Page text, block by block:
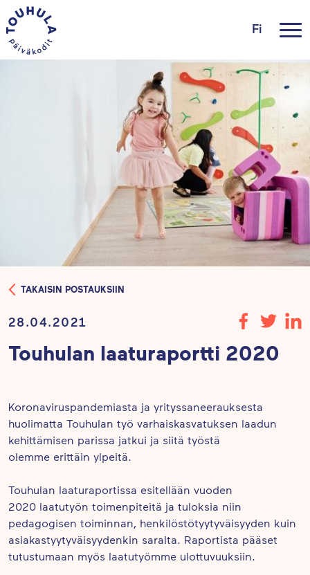
Fi
TAKAISIN POSTAUKSIIN
28.04.2021
Touhulan laaturaportti 2020
Koronaviruspandemiasta ja yrityssaneerauksesta
huolimatta Touhulan työ varhaiskasvatuksen laadun
kehittämisen parissa jatkui ja siitä työstä
olemme erittäin ylpeitä.
Touhulan laaturaportissa esitellään vuoden
2020 laatutyön toimenpiteitä ja tuloksia niin
pedagogisen toiminnan, henkilöstötyytyväisyyden kuin
asiakastyytyväisyydenkin saralta. Raportista pääset
tutustumaan myös laatutyömme ulottuvuuksiin.